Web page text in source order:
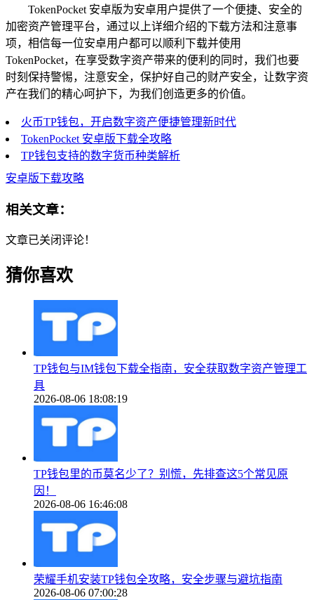
TokenPocket 安卓版为安卓用户提供了一个便捷、安全的
加密资产管理平台，通过以上详细介绍的下载方法和注意事
项，相信每一位安卓用户都可以顺利下载并使用
TokenPocket，在享受数字资产带来的便利的同时，我们也要
时刻保持警惕，注意安全，保护好自己的财产安全，让数字资
产在我们的精心呵护下，为我们创造更多的价值。
火币TP钱包，开启数字资产便捷管理新时代
TokenPocket 安卓版下载全攻略
TP钱包支持的数字货币种类解析
安卓版下载攻略
相关文章：
文章已关闭评论！
猜你喜欢
TP钱包与IM钱包下载全指南，安全获取数字资产管理工
具
2026-08-06 18:08:19
TP钱包里的币莫名少了？别慌，先排查这5个常见原
因！
2026-08-06 16:46:08
荣耀手机安装TP钱包全攻略，安全步骤与避坑指南
2026-08-06 07:00:28